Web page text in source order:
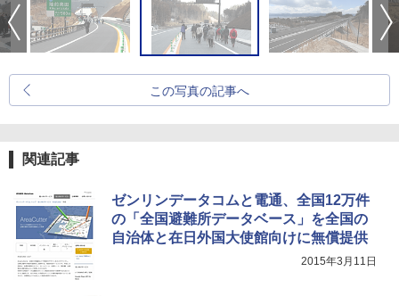
この写真の記事へ
関連記事
ゼンリンデータコムと電通、全国12万件
の「全国避難所データベース」を全国の
自治体と在日外国大使館向けに無償提供
2015年3月11日